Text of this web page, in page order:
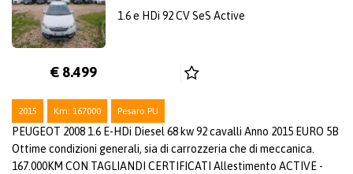
1.6 e HDi 92 CV SeS Active
€ 8.499
2015 Km: 167000 Pesaro PU
PEUGEOT 2008 1.6 E-HDi Diesel 68 kw 92 cavalli Anno 2015 EURO 5B
Ottime condizioni generali, sia di carrozzeria che di meccanica.
167.000KM CON TAGLIANDI CERTIFICATI Allestimento ACTIVE -